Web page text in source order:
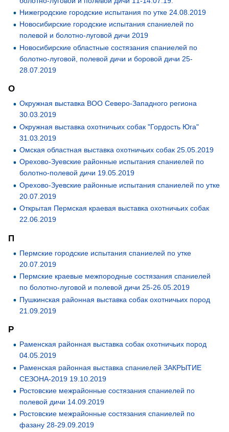
Нижегродские городские испытания по утке 24.08.2019
Новосибирские городские испытания спаниелей по
полевой и болотно-луговой дичи 2019
Новосибирские областные состязания спаниелей по
болотно-луговой, полевой дичи и боровой дичи 25-
28.07.2019
О
Окружная выставка ВОО Северо-Западного региона
30.03.2019
Окружная выставка охотничьих собак "Гордость Юга"
31.03.2019
Омская областная выставка охотничьих собак 25.05.2019
Орехово-Зуевские районные испытания спаниелей по
болотно-полевой дичи 19.05.2019
Орехово-Зуевские районные испытания спаниелей по утке
20.07.2019
Открытая Пермская краевая выставка охотничьих собак
22.06.2019
П
Пермские городские испытания спаниелей по утке
20.07.2019
Пермские краевые межпородные состязания спаниелей
по болотно-луговой и полевой дичи 25-26.05.2019
Пушкинская районная выставка собак охотничьих пород
21.09.2019
Р
Раменская районная выставка собак охотничьих пород
04.05.2019
Раменская районная выставка спаниелей ЗАКРЫТИЕ
СЕЗОНА-2019 19.10.2019
Ростовские межрайонные состязания спаниелей по
полевой дичи 14.09.2019
Ростовские межрайонные состязания спаниелей по
фазану 28-29.09.2019